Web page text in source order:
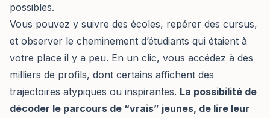
possibles.
Vous pouvez y suivre des écoles, repérer des cursus,
et observer le cheminement d’étudiants qui étaient à
votre place il y a peu. En un clic, vous accédez à des
milliers de profils, dont certains affichent des
trajectoires atypiques ou inspirantes. La possibilité de
décoder le parcours de “vrais” jeunes, de lire leur